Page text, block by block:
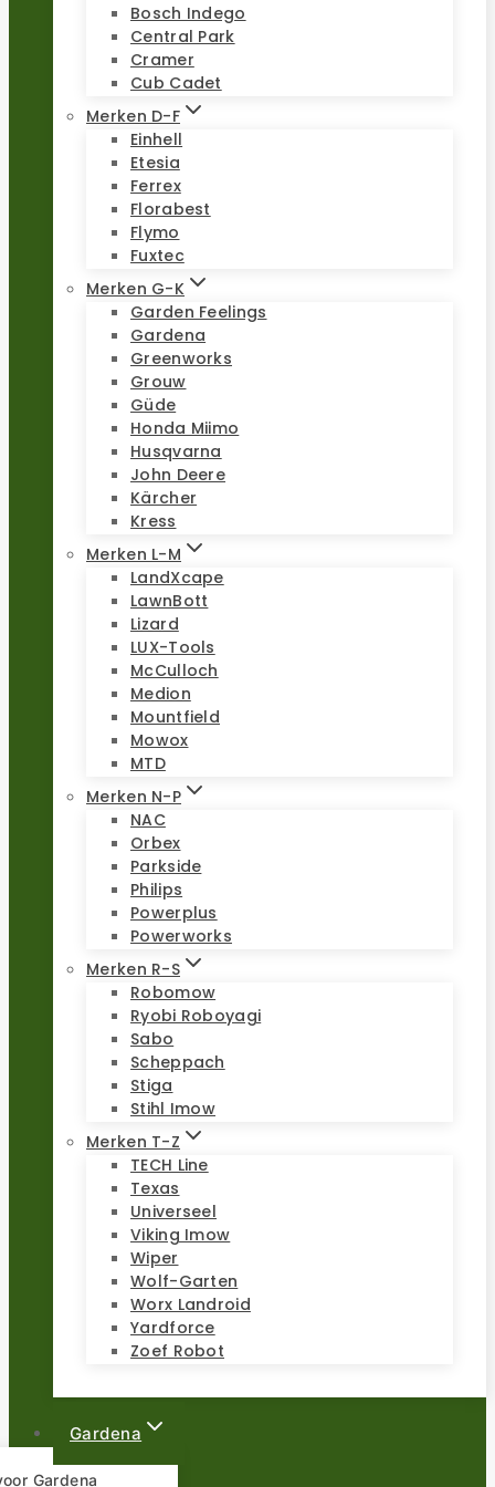
Bosch Indego
Central Park
Cramer
Cub Cadet
Merken D-F
Einhell
Etesia
Ferrex
Florabest
Flymo
Fuxtec
Merken G-K
Garden Feelings
Gardena
Greenworks
Grouw
Güde
Honda Miimo
Husqvarna
John Deere
Kärcher
Kress
Merken L-M
LandXcape
LawnBott
Lizard
LUX-Tools
McCulloch
Medion
Mountfield
Mowox
MTD
Merken N-P
NAC
Orbex
Parkside
Philips
Powerplus
Powerworks
Merken R-S
Robomow
Ryobi Roboyagi
Sabo
Scheppach
Stiga
Stihl Imow
Merken T-Z
TECH Line
Texas
Universeel
Viking Imow
Wiper
Wolf-Garten
Worx Landroid
Yardforce
Zoef Robot
Gardena
Gardena